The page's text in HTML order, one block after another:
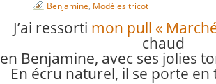
Benjamine, Modèles tricot
J’ai ressorti mon pull «
chaud
en Benjamine, avec ses jolies
En écru naturel, il se porte